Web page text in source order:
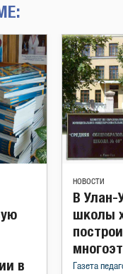
в
НОВОСТИ
В Улан-
школы
Газета